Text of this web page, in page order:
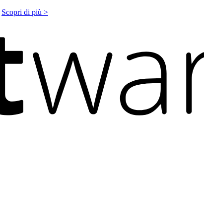
Scopri di più >